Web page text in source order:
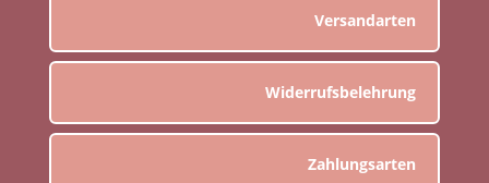
Versandarten
Widerrufsbelehrung
Zahlungsarten